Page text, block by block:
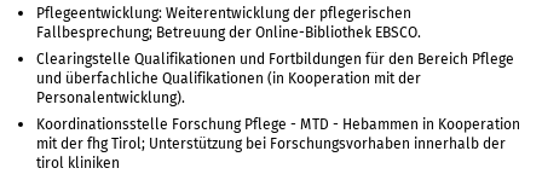
Pflegeentwicklung: Weiterentwicklung der pflegerischen
Fallbesprechung; Betreuung der Online-Bibliothek EBSCO.
Clearingstelle Qualifikationen und Fortbildungen für den Bereich Pflege
und überfachliche Qualifikationen (in Kooperation mit der
Personalentwicklung).
Koordinationsstelle Forschung Pflege - MTD - Hebammen in Kooperation
mit der fhg Tirol; Unterstützung bei Forschungsvorhaben innerhalb der
tirol kliniken